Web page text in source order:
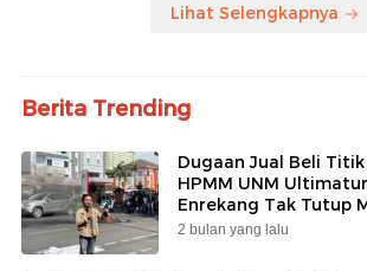
Lihat Selengkapnya
Berita Trending
Dugaan Jual Beli
HPMM UNM
Enrekang Tak Tutup
2 bulan yang lalu